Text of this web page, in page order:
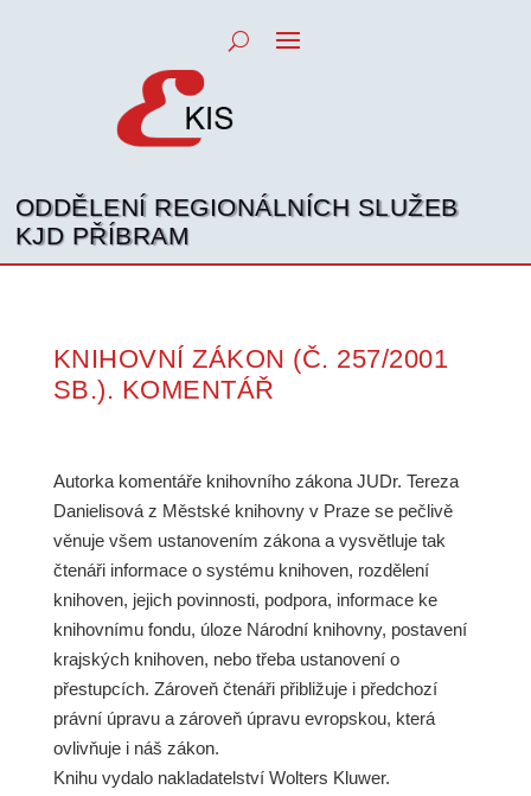
ODDĚLENÍ REGIONÁLNÍCH SLUŽEB
KJD PŘÍBRAM
KNIHOVNÍ ZÁKON (Č. 257/2001
SB.). KOMENTÁŘ
Autorka komentáře knihovního zákona JUDr. Tereza
Danielisová z Městské knihovny v Praze se pečlivě
věnuje všem ustanovením zákona a vysvětluje tak
čtenáři informace o systému knihoven, rozdělení
knihoven, jejich povinnosti, podpora, informace ke
knihovnímu fondu, úloze Národní knihovny, postavení
krajských knihoven, nebo třeba ustanovení o
přestupcích. Zároveň čtenáři přibližuje i předchozí
právní úpravu a zároveň úpravu evropskou, která
ovlivňuje i náš zákon.
Knihu vydalo nakladatelství Wolters Kluwer.